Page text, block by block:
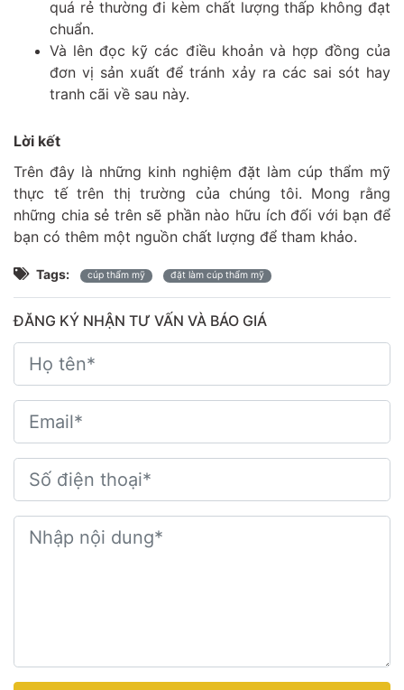
quá rẻ thường đi kèm chất lượng thấp không đạt
chuẩn.
Và lên đọc kỹ các điều khoản và hợp đồng của
đơn vị sản xuất để tránh xảy ra các sai sót hay
tranh cãi về sau này.
Lời kết
Trên đây là những kinh nghiệm đặt làm cúp thẩm mỹ
thực tế trên thị trường của chúng tôi. Mong rằng
những chia sẻ trên sẽ phần nào hữu ích đối với bạn để
bạn có thêm một nguồn chất lượng để tham khảo.
Tags: cúp thẩm mỹ đặt làm cúp thẩm mỹ
ĐĂNG KÝ NHẬN TƯ VẤN VÀ BÁO GIÁ